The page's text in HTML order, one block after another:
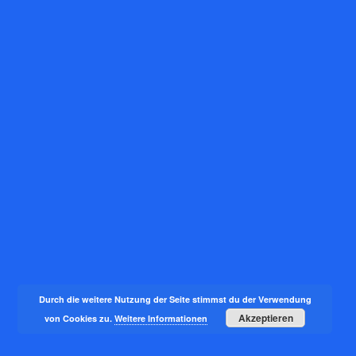
Durch die weitere Nutzung der Seite stimmst du der Verwendung
von Cookies zu.Weitere Informationen Akzeptieren